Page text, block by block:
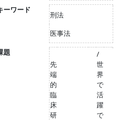
ーワード
刑法
医事法
題
先
端
的
臨
床
研
/
世
界
で
活
躍
で